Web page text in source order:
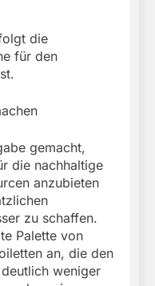
die
für den
gemacht,
die nachhaltige
anzubieten
zu schaffen.
Palette von
an, die den
weniger